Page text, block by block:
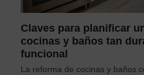
Claves para planificar
cocinas y baños tan
funcional
La reforma de cocinas y baños